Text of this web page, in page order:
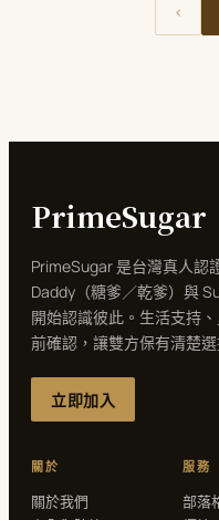
‹
PrimeSugar
PrimeSugar 是台灣真人認
Daddy（糖爹／乾爹）與
開始認識彼此。生活支持
前確認，讓雙方保有清楚選
立即加入
關於
關於我們
服務
部落